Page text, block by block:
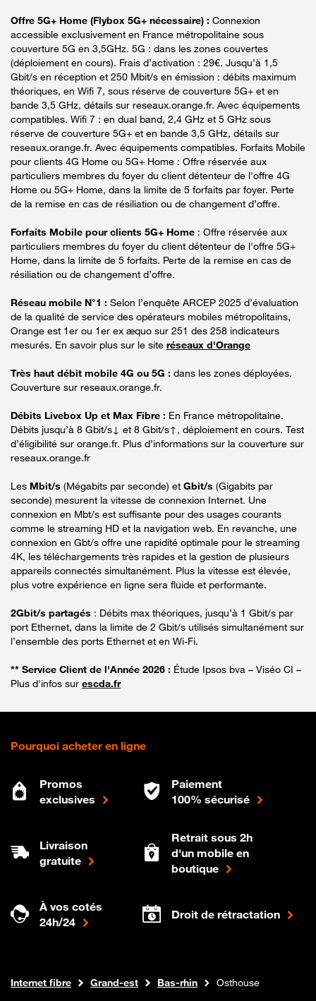
Offre 5G+ Home (Flybox 5G+ nécessaire) : Connexion
accessible exclusivement en France métropolitaine sous
couverture 5G en 3,5GHz. 5G : dans les zones couvertes
(déploiement en cours). Frais d’activation : 29€. Jusqu’à 1,5
Gbit/s en réception et 250 Mbit/s en émission : débits maximum
théoriques, en Wifi 7, sous réserve de couverture 5G+ et en
bande 3,5 GHz, détails sur reseaux.orange.fr. Avec équipements
compatibles. Wifi 7 : en dual band, 2,4 GHz et 5 GHz sous
réserve de couverture 5G+ et en bande 3,5 GHz, détails sur
reseaux.orange.fr. Avec équipements compatibles. Forfaits Mobile
pour clients 4G Home ou 5G+ Home : Offre réservée aux
particuliers membres du foyer du client détenteur de l'offre 4G
Home ou 5G+ Home, dans la limite de 5 forfaits par foyer. Perte
de la remise en cas de résiliation ou de changement d’offre.
Forfaits Mobile pour clients 5G+ Home : Offre réservée aux
particuliers membres du foyer du client détenteur de l'offre 5G+
Home, dans la limite de 5 forfaits. Perte de la remise en cas de
résiliation ou de changement d’offre.
Réseau mobile N°1 : Selon l’enquête ARCEP 2025 d’évaluation
de la qualité de service des opérateurs mobiles métropolitains,
Orange est 1er ou 1er ex æquo sur 251 des 258 indicateurs
mesurés. En savoir plus sur le site réseaux d'Orange
Très haut débit mobile 4G ou 5G : dans les zones déployées.
Couverture sur reseaux.orange.fr.
Débits Livebox Up et Max Fibre : En France métropolitaine.
Débits jusqu’à 8 Gbit/s↓ et 8 Gbit/s↑, déploiement en cours. Test
d’éligibilité sur orange.fr. Plus d’informations sur la couverture sur
reseaux.orange.fr
Les Mbit/s (Mégabits par seconde) et Gbit/s (Gigabits par
seconde) mesurent la vitesse de connexion Internet. Une
connexion en Mbt/s est suffisante pour des usages courants
comme le streaming HD et la navigation web. En revanche, une
connexion en Gbt/s offre une rapidité optimale pour le streaming
4K, les téléchargements très rapides et la gestion de plusieurs
appareils connectés simultanément. Plus la vitesse est élevée,
plus votre expérience en ligne sera fluide et performante.
2Gbit/s partagés : Débits max théoriques, jusqu’à 1 Gbit/s par
port Ethernet, dans la limite de 2 Gbit/s utilisés simultanément sur
l’ensemble des ports Ethernet et en Wi-Fi.
** Service Client de l'Année 2026 : Étude Ipsos bva – Viséo CI –
Plus d'infos sur escda.fr
Pourquoi acheter en ligne
Promos
exclusives
Paiement
100% sécurisé
Livraison
gratuite
Retrait sous 2h
d'un mobile en
boutique
À vos cotés
24h/24
Droit de rétractation
Boutique Orange
Internet fibre Grand-est Bas-rhin Osthouse